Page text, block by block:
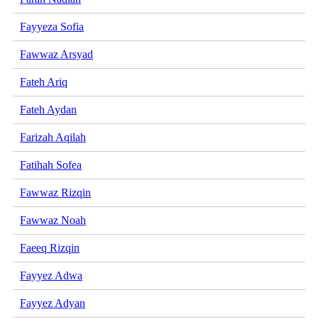
Fayyeza Sofia
Fawwaz Arsyad
Fateh Ariq
Fateh Aydan
Farizah Aqilah
Fatihah Sofea
Fawwaz Rizqin
Fawwaz Noah
Faeeq Rizqin
Fayyez Adwa
Fayyez Adyan